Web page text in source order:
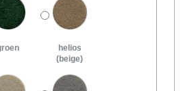
helios
(beige)